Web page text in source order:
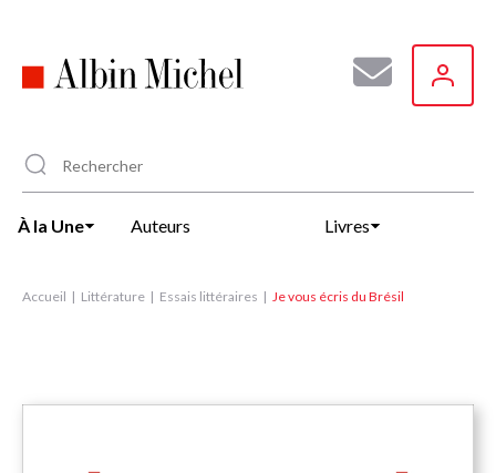
principal
À la Une Auteurs Livres
Accueil Littérature Essais littéraires Je vous écris du Brésil